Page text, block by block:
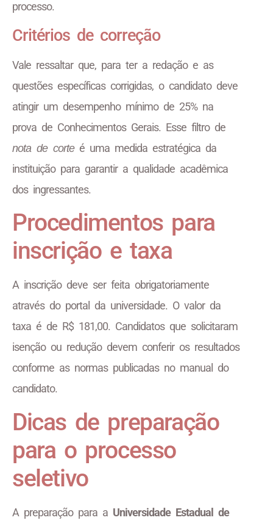
processo.
Critérios de correção
Vale ressaltar que, para ter a redação e as
questões específicas corrigidas, o candidato deve
atingir um desempenho mínimo de 25% na
prova de Conhecimentos Gerais. Esse filtro de
nota de corteé uma medida estratégica da
instituição para garantir a qualidade acadêmica
dos ingressantes.
Procedimentos para
inscrição e taxa
A inscrição deve ser feita obrigatoriamente
através do portal da universidade. O valor da
taxa é de R$ 181,00. Candidatos que solicitaram
isenção ou redução devem conferir os resultados
conforme as normas publicadas no manual do
candidato.
Dicas de preparação
para o processo
seletivo
A preparação para a Universidade Estadual de